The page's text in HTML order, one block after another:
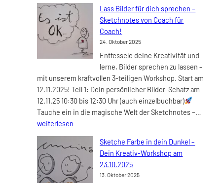
Wind“
ab
dem
Lass Bilder für dich sprechen –
Sketchnotes von Coach für
Coach!
24. Oktober 2025
Entfessele deine Kreativität und
lerne, Bilder sprechen zu lassen –
mit unserem kraftvollen 3-teiligen Workshop. Start am
12.11.2025! Teil 1: Dein persönlicher Bilder-Schatz am
12.11.25 10:30 bis 12:30 Uhr (auch einzelbuchbar)
Tauche ein in die magische Welt der Sketchnotes –…
weiterlesen
Sketche Farbe in dein Dunkel –
Dein Kreativ-Workshop am
23.10.2025
13. Oktober 2025